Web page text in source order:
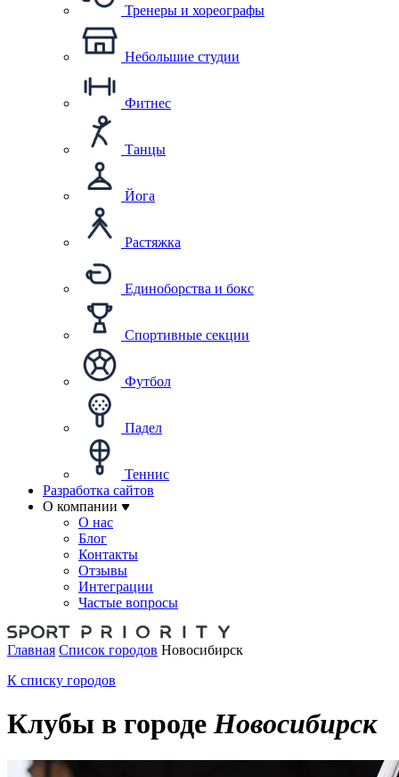
Тренеры и хореографы
Небольшие студии
Фитнес
Танцы
Йога
Растяжка
Единоборства и бокс
Спортивные секции
Футбол
Падел
Теннис
Разработка сайтов
О компании
О нас
Блог
Контакты
Отзывы
Интеграции
Частые вопросы
Главная Список городов Новосибирск
К списку городов
Клубы в городе Новосибирск